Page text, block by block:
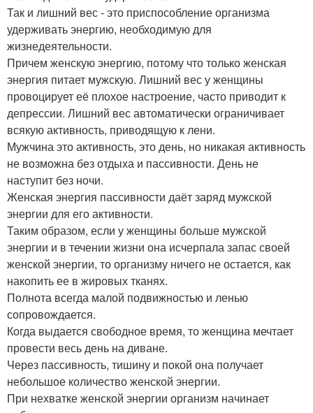
Так и лишний вес - это приспособление организма
удерживать энергию, необходимую для
жизнедеятельности.
Причем женскую энергию, потому что только женская
энергия питает мужскую. Лишний вес у женщины
провоцирует её плохое настроение, часто приводит к
депрессии. Лишний вес автоматически ограничивает
всякую активность, приводящую к лени.
Мужчина это активность, это день, но никакая активность
не возможна без отдыха и пассивности. День не
наступит без ночи.
Женская энергия пассивности даёт заряд мужской
энергии для его активности.
Таким образом, если у женщины больше мужской
энергии и в течении жизни она исчерпала запас своей
женской энергии, то организму ничего не остается, как
накопить ее в жировых тканях.
Полнота всегда малой подвижностью и ленью
сопровождается.
Когда выдается свободное время, то женщина мечтает
провести весь день на диване.
Через пассивность, тишину и покой она получает
небольшое количество женской энергии.
При нехватке женской энергии организм начинает